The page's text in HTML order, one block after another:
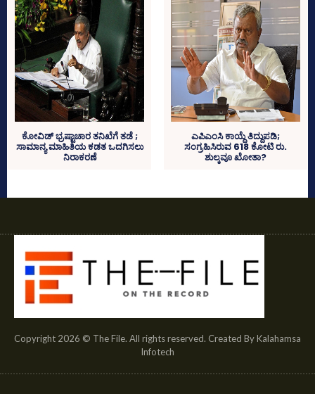
ಕೋವಿಡ್‌ ಭ್ರಷ್ಟಾಚಾರ ತನಿಖೆಗೆ ತಡೆ ;
ಸಾಮಾನ್ಯ ಮಾಹಿತಿಯ ಕಡತ ಒದಗಿಸಲು
ನಿರಾಕರಣೆ
ಎಪಿಎಂಸಿ ಕಾಯ್ದೆ ತಿದ್ದುಪಡಿ;
ಸಂಗ್ರಹಿಸಿರುವ 618 ಕೋಟಿ ರು.
ಶುಲ್ಕವೂ ಖೋತಾ?
Copyright 2026 © The File. All rights reserved. Created By Kalahamsa
Infotech